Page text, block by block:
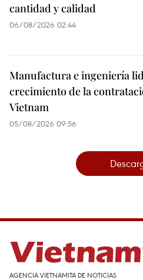
cantidad y calidad
06/08/2026 02:44
Manufactura e ingeniería
crecimiento de la
Vietnam
05/08/2026 09:56
AGENCIA VIETNAMITA DE NOTICIAS